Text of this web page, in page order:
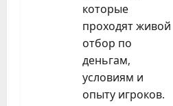
которые
проходят живой
отбор по
деньгам,
условиям и
опыту игроков.